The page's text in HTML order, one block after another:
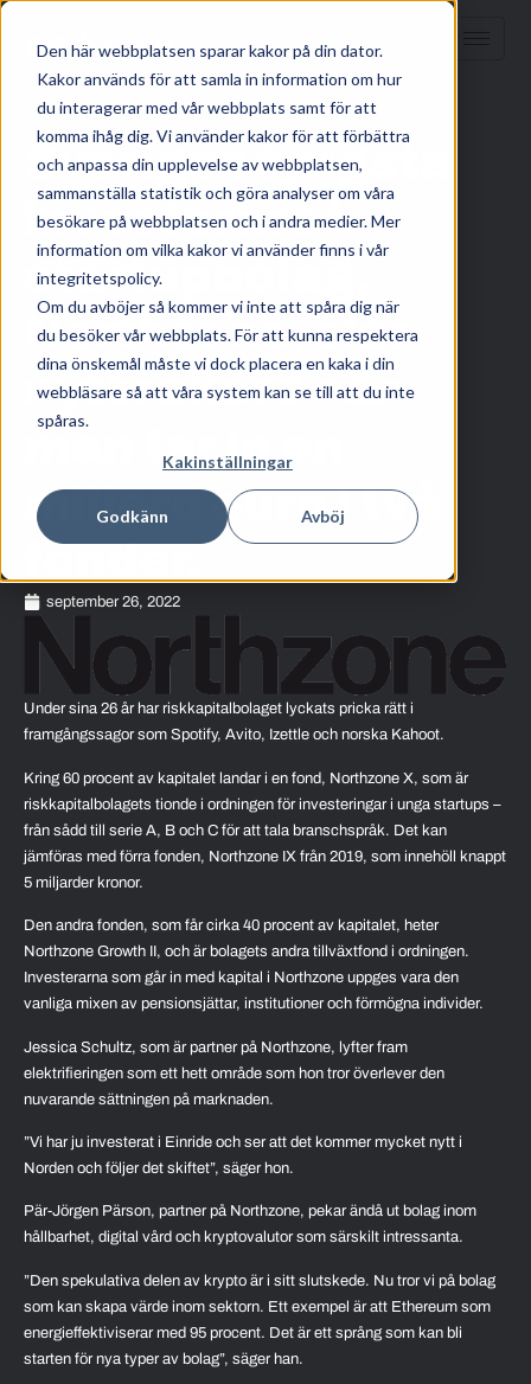
Den här webbplatsen sparar kakor på din dator.
Kakor används för att samla in information om hur
du interagerar med vår webbplats samt för att
komma ihåg dig. Vi använder kakor för att förbättra
och anpassa din upplevelse av webbplatsen,
sammanställa statistik och göra analyser om våra
besökare på webbplatsen och i andra medier. Mer
information om vilka kakor vi använder finns i vår
integritetspolicy.
Om du avböjer så kommer vi inte att spåra dig när
du besöker vår webbplats. För att kunna respektera
dina önskemål måste vi dock placera en kaka i din
webbläsare så att våra system kan se till att du inte
spåras.
Kakinställningar
Godkänn Avböj
HEM/KUNSKAP/
Sveriges tyngsta
investerare i
startupbolag,
Northzone, slår
nytt rekord när
man tar in en
miljard euro i två
fonder.
september 26, 2022
Under sina 26 år har riskkapitalbolaget lyckats pricka rätt i
framgångssagor som Spotify, Avito, Izettle och norska Kahoot.
Kring 60 procent av kapitalet landar i en fond, Northzone X, som är
riskkapitalbolagets tionde i ordningen för investeringar i unga startups –
från sådd till serie A, B och C för att tala branschspråk. Det kan
jämföras med förra fonden, Northzone IX från 2019, som innehöll knappt
5 miljarder kronor.
Den andra fonden, som får cirka 40 procent av kapitalet, heter
Northzone Growth II, och är bolagets andra tillväxtfond i ordningen.
Investerarna som går in med kapital i Northzone uppges vara den
vanliga mixen av pensionsjättar, institutioner och förmögna individer.
Jessica Schultz, som är partner på Northzone, lyfter fram
elektrifieringen som ett hett område som hon tror överlever den
nuvarande sättningen på marknaden.
”Vi har ju investerat i Einride och ser att det kommer mycket nytt i
Norden och följer det skiftet”, säger hon.
Pär-Jörgen Pärson, partner på Northzone, pekar ändå ut bolag inom
hållbarhet, digital vård och kryptovalutor som särskilt intressanta.
”Den spekulativa delen av krypto är i sitt slutskede. Nu tror vi på bolag
som kan skapa värde inom sektorn. Ett exempel är att Ethereum som
energieffektiviserar med 95 procent. Det är ett språng som kan bli
starten för nya typer av bolag”, säger han.